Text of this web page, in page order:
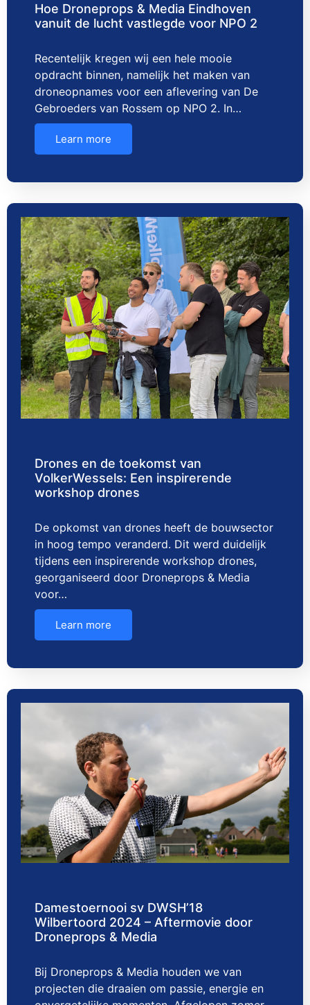
Hoe Droneprops & Media Eindhoven
vanuit de lucht vastlegde voor NPO 2
Recentelijk kregen wij een hele mooie
opdracht binnen, namelijk het maken van
droneopnames voor een aflevering van De
Gebroeders van Rossem op NPO 2. In…
Learn more
Drones en de toekomst van
VolkerWessels: Een inspirerende
workshop drones
De opkomst van drones heeft de bouwsector
in hoog tempo veranderd. Dit werd duidelijk
tijdens een inspirerende workshop drones,
georganiseerd door Droneprops & Media
voor…
Learn more
Damestoernooi sv DWSH’18
Wilbertoord 2024 – Aftermovie door
Droneprops & Media
Bij Droneprops & Media houden we van
projecten die draaien om passie, energie en